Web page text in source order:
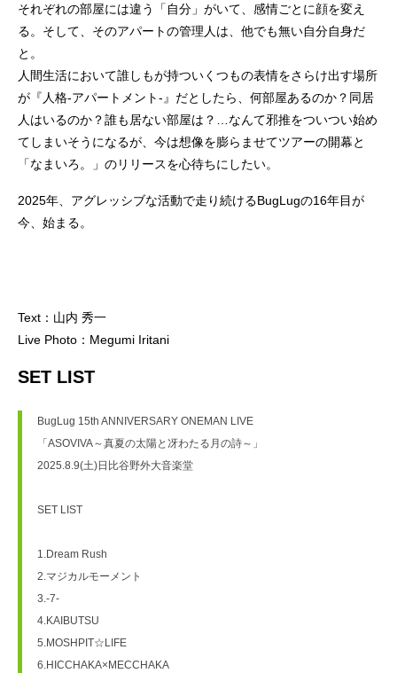
それぞれの部屋には違う「自分」がいて、感情ごとに顔を変え
る。そして、そのアパートの管理人は、他でも無い自分自身だ
と。
人間生活において誰しもが持ついくつもの表情をさらけ出す場所
が『人格-アパートメント-』だとしたら、何部屋あるのか？同居
人はいるのか？誰も居ない部屋は？…なんて邪推をついつい始め
てしまいそうになるが、今は想像を膨らませてツアーの開幕と
「なまいろ。」のリリースを心待ちにしたい。
2025年、アグレッシブな活動で走り続けるBugLugの16年目が
今、始まる。
Text：山内 秀一
Live Photo：Megumi Iritani
SET LIST
BugLug 15th ANNIVERSARY ONEMAN LIVE
「ASOVIVA～真夏の太陽と冴わたる月の詩～」
2025.8.9(土)日比谷野外大音楽堂
SET LIST
1.Dream Rush
2.マジカルモーメント
3.-7-
4.KAIBUTSU
5.MOSHPIT☆LIFE
6.HICCHAKA×MECCHAKA